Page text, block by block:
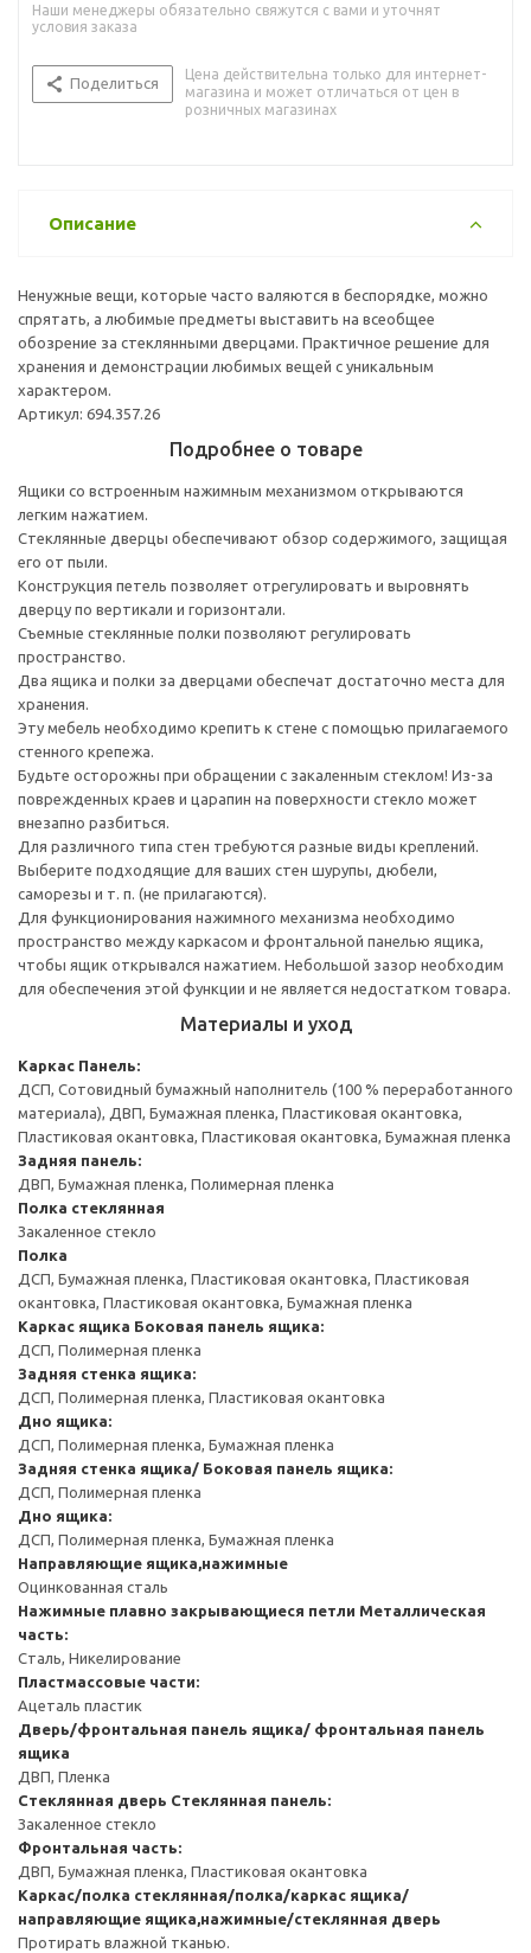
Наши менеджеры обязательно свяжутся с вами и уточнят
условия заказа
Поделиться
Цена действительна только для интернет-
магазина и может отличаться от цен в
розничных магазинах
Описание
Ненужные вещи, которые часто валяются в беспорядке, можно
спрятать, а любимые предметы выставить на всеобщее
обозрение за стеклянными дверцами. Практичное решение для
хранения и демонстрации любимых вещей с уникальным
характером.
Артикул: 694.357.26
Подробнее о товаре
Ящики со встроенным нажимным механизмом открываются
легким нажатием.
Стеклянные дверцы обеспечивают обзор содержимого, защищая
его от пыли.
Конструкция петель позволяет отрегулировать и выровнять
дверцу по вертикали и горизонтали.
Съемные стеклянные полки позволяют регулировать
пространство.
Два ящика и полки за дверцами обеспечат достаточно места для
хранения.
Эту мебель необходимо крепить к стене с помощью прилагаемого
стенного крепежа.
Будьте осторожны при обращении с закаленным стеклом! Из-за
поврежденных краев и царапин на поверхности стекло может
внезапно разбиться.
Для различного типа стен требуются разные виды креплений.
Выберите подходящие для ваших стен шурупы, дюбели,
саморезы и т. п. (не прилагаются).
Для функционирования нажимного механизма необходимо
пространство между каркасом и фронтальной панелью ящика,
чтобы ящик открывался нажатием. Небольшой зазор необходим
для обеспечения этой функции и не является недостатком товара.
Материалы и уход
Каркас Панель:
ДСП, Сотовидный бумажный наполнитель (100 % переработанного
материала), ДВП, Бумажная пленка, Пластиковая окантовка,
Пластиковая окантовка, Пластиковая окантовка, Бумажная пленка
Задняя панель:
ДВП, Бумажная пленка, Полимерная пленка
Полка стеклянная
Закаленное стекло
Полка
ДСП, Бумажная пленка, Пластиковая окантовка, Пластиковая
окантовка, Пластиковая окантовка, Бумажная пленка
Каркас ящика Боковая панель ящика:
ДСП, Полимерная пленка
Задняя стенка ящика:
ДСП, Полимерная пленка, Пластиковая окантовка
Дно ящика:
ДСП, Полимерная пленка, Бумажная пленка
Задняя стенка ящика/ Боковая панель ящика:
ДСП, Полимерная пленка
Дно ящика:
ДСП, Полимерная пленка, Бумажная пленка
Направляющие ящика,нажимные
Оцинкованная сталь
Нажимные плавно закрывающиеся петли Металлическая
часть:
Сталь, Никелирование
Пластмассовые части:
Ацеталь пластик
Дверь/фронтальная панель ящика/ фронтальная панель
ящика
ДВП, Пленка
Стеклянная дверь Стеклянная панель:
Закаленное стекло
Фронтальная часть:
ДВП, Бумажная пленка, Пластиковая окантовка
Каркас/полка стеклянная/полка/каркас ящика/
направляющие ящика,нажимные/стеклянная дверь
Протирать влажной тканью.